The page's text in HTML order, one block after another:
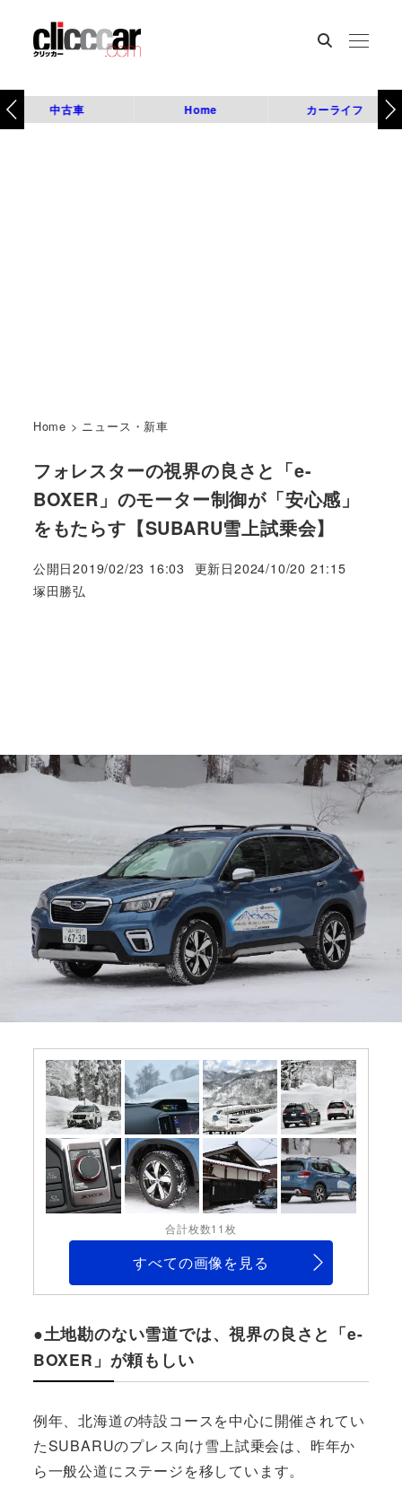
中古車 Home カーライフ
Home > ニュース・新車
フォレスターの視界の良さと「e-
BOXER」のモーター制御が「安心感」
をもたらす【SUBARU雪上試乗会】
公開日2019/02/23 16:03 更新日2024/10/20 21:15
著
塚田勝弘
合計枚数11枚
すべての画像を見る
●土地勘のない雪道では、視界の良さと「e-
BOXER」が頼もしい
例年、北海道の特設コースを中心に開催されてい
たSUBARUのプレス向け雪上試乗会は、昨年か
ら一般公道にステージを移しています。